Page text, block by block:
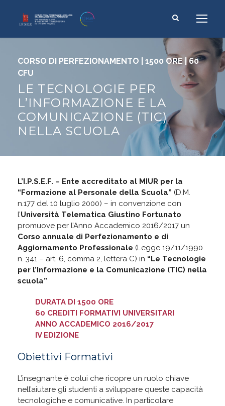
CORSO DI PERFEZIONAMENTO | 1500 ORE | 60
CFU
LE TECNOLOGIE PER
L’INFORMAZIONE E LA
COMUNICAZIONE (TIC)
NELLA SCUOLA
L’I.P.S.E.F. – Ente accreditato al MIUR per la
“Formazione al Personale della Scuola” (D.M.
n.177 del 10 luglio 2000) – in convenzione con
l’Università Telematica Giustino Fortunato
promuove per l’Anno Accademico 2016/2017 un
Corso annuale di Perfezionamento e di
Aggiornamento Professionale (Legge 19/11/1990
n. 341 – art. 6, comma 2, lettera C) in “Le Tecnologie
per l’Informazione e la Comunicazione (TIC) nella
scuola”
DURATA DI 1500 ORE
60 CREDITI FORMATIVI UNIVERSITARI
ANNO ACCADEMICO 2016/2017
IV EDIZIONE
Obiettivi Formativi
L’insegnante è colui che ricopre un ruolo chiave
nell’aiutare gli studenti a sviluppare queste capacità
tecnologiche e comunicative. In particolare